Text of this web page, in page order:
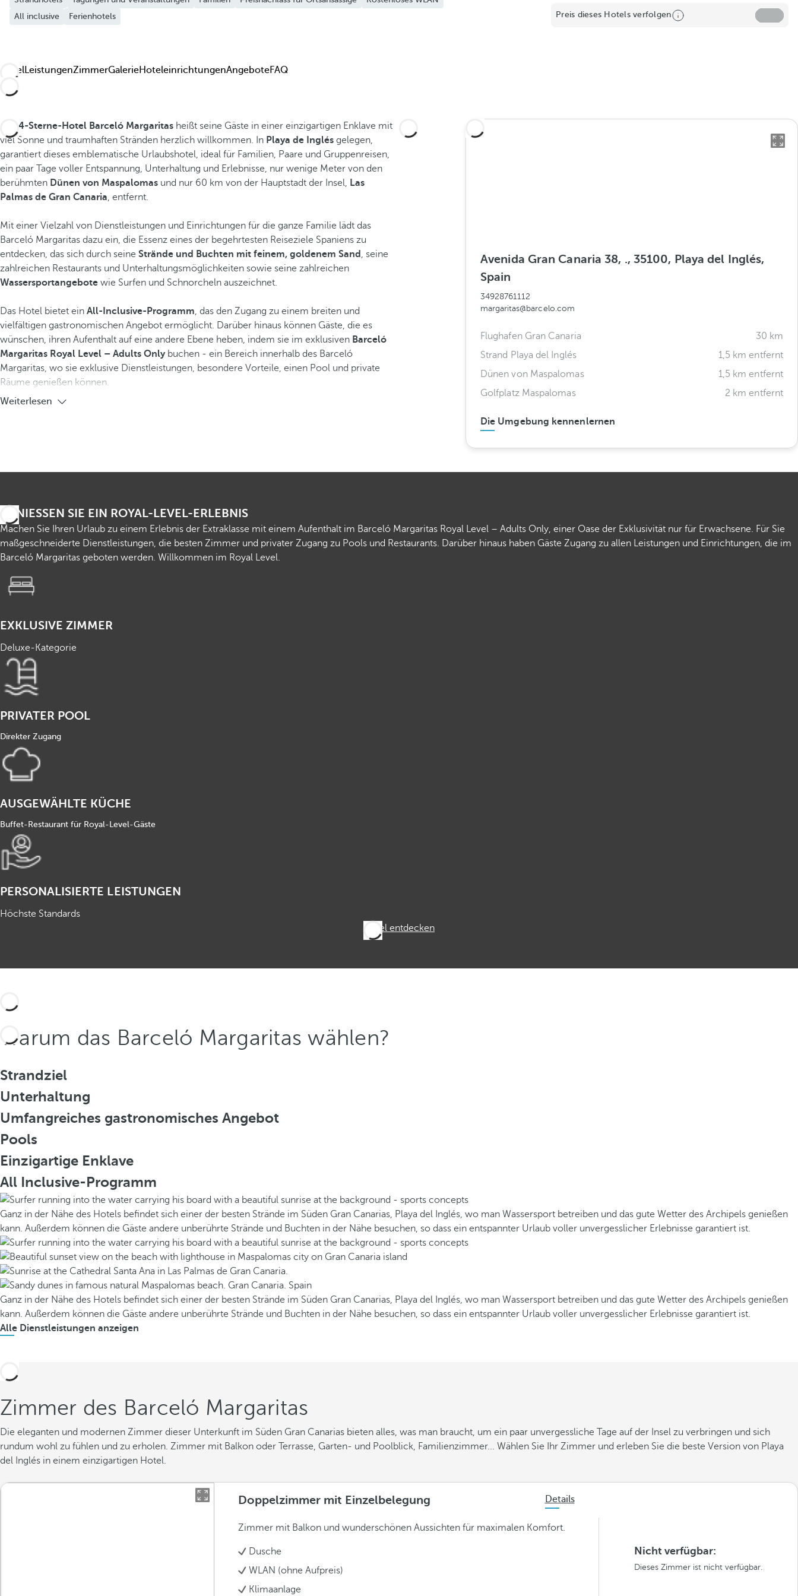
Preis dieses Hotels verfolgen
All inclusive
Ferienhotels
HotelLeistungenZimmerGalerieHoteleinrichtungenAngeboteFAQ
4-Sterne-Hotel Barceló Margaritas heißt seine Gäste in einer einzigartigen Enklave mit
viel Sonne und traumhaften Stränden herzlich willkommen. In Playa de Inglés gelegen,
garantiert dieses emblematische Urlaubshotel, ideal für Familien, Paare und Gruppenreisen,
ein paar Tage voller Entspannung, Unterhaltung und Erlebnisse, nur wenige Meter von den
berühmten Dünen von Maspalomas und nur 60 km von der Hauptstadt der Insel, Las
Palmas de Gran Canaria, entfernt.
Mit einer Vielzahl von Dienstleistungen und Einrichtungen für die ganze Familie lädt das
Barceló Margaritas dazu ein, die Essenz eines der begehrtesten Reiseziele Spaniens zu
entdecken, das sich durch seine Strände und Buchten mit feinem, goldenem Sand , seine
zahlreichen Restaurants und Unterhaltungsmöglichkeiten sowie seine zahlreichen
Wassersportangebote wie Surfen und Schnorcheln auszeichnet.
Das Hotel bietet ein All-Inclusive-Programm, das den Zugang zu einem breiten und
vielfältigen gastronomischen Angebot ermöglicht. Darüber hinaus können Gäste, die es
wünschen, ihren Aufenthalt auf eine andere Ebene heben, indem sie im exklusiven Barceló
Margaritas Royal Level – Adults Onlybuchen - ein Bereich innerhalb des Barceló
Margaritas, wo sie exklusive Dienstleistungen, besondere Vorteile, einen Pool und private
Räume genießen können.
Weiterlesen
Avenida Gran Canaria 38, ., 35100, Playa del Inglés,
Spain
34928761112
margaritas@barcelo.com
Flughafen Gran Canaria
30 km
Strand Playa del Inglés
1,5 km entfernt
Dünen von Maspalomas
1,5 km entfernt
Golfplatz Maspalomas
2 km entfernt
Die Umgebung kennenlernen
GENIESSEN SIE EIN ROYAL-LEVEL-ERLEBNIS
Machen Sie Ihren Urlaub zu einem Erlebnis der Extraklasse mit einem Aufenthalt im Barceló Margaritas Royal Level – Adults Only, einer Oase der Exklusivität nur für Erwachsene. Für Sie
maßgeschneiderte Dienstleistungen, die besten Zimmer und privater Zugang zu Pools und Restaurants. Darüber hinaus haben Gäste Zugang zu allen Leistungen und Einrichtungen, die im
Barceló Margaritas geboten werden. Willkommen im Royal Level.
EXKLUSIVE ZIMMER
Deluxe-Kategorie
PRIVATER POOL
Direkter Zugang
AUSGEWÄHLTE KÜCHE
Buffet-Restaurant für Royal-Level-Gäste
PERSONALISIERTE LEISTUNGEN
Höchste Standards
Hotel entdecken
Warum das Barceló Margaritas wählen?
Strandziel
Unterhaltung
Umfangreiches gastronomisches Angebot
Pools
Einzigartige Enklave
All Inclusive-Programm
Ganz in der Nähe des Hotels befindet sich einer der besten Strände im Süden Gran Canarias, Playa del Inglés, wo man Wassersport betreiben und das gute Wetter des Archipels genießen
kann. Außerdem können die Gäste andere unberührte Strände und Buchten in der Nähe besuchen, so dass ein entspannter Urlaub voller unvergesslicher Erlebnisse garantiert ist.
Ganz in der Nähe des Hotels befindet sich einer der besten Strände im Süden Gran Canarias, Playa del Inglés, wo man Wassersport betreiben und das gute Wetter des Archipels genießen
kann. Außerdem können die Gäste andere unberührte Strände und Buchten in der Nähe besuchen, so dass ein entspannter Urlaub voller unvergesslicher Erlebnisse garantiert ist.
Alle Dienstleistungen anzeigen
Zimmer des Barceló Margaritas
Die eleganten und modernen Zimmer dieser Unterkunft im Süden Gran Canarias bieten alles, was man braucht, um ein paar unvergessliche Tage auf der Insel zu verbringen und sich
rundum wohl zu fühlen und zu erholen. Zimmer mit Balkon oder Terrasse, Garten- und Poolblick, Familienzimmer... Wählen Sie Ihr Zimmer und erleben Sie die beste Version von Playa
del Inglés in einem einzigartigen Hotel.
Doppelzimmer mit Einzelbelegung Details
Zimmer mit Balkon und wunderschönen Aussichten für maximalen Komfort.
Dusche
WLAN (ohne Aufpreis)
Klimaanlage
Nicht verfügbar:
Dieses Zimmer ist nicht verfügbar.